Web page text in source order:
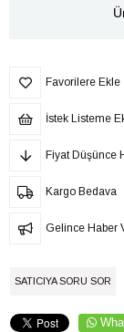
Favorilere Ekle
İstek Listeme
Fiyat Düşünce
Kargo Bedava
Gelince Haber
SATICIYA SORU SOR